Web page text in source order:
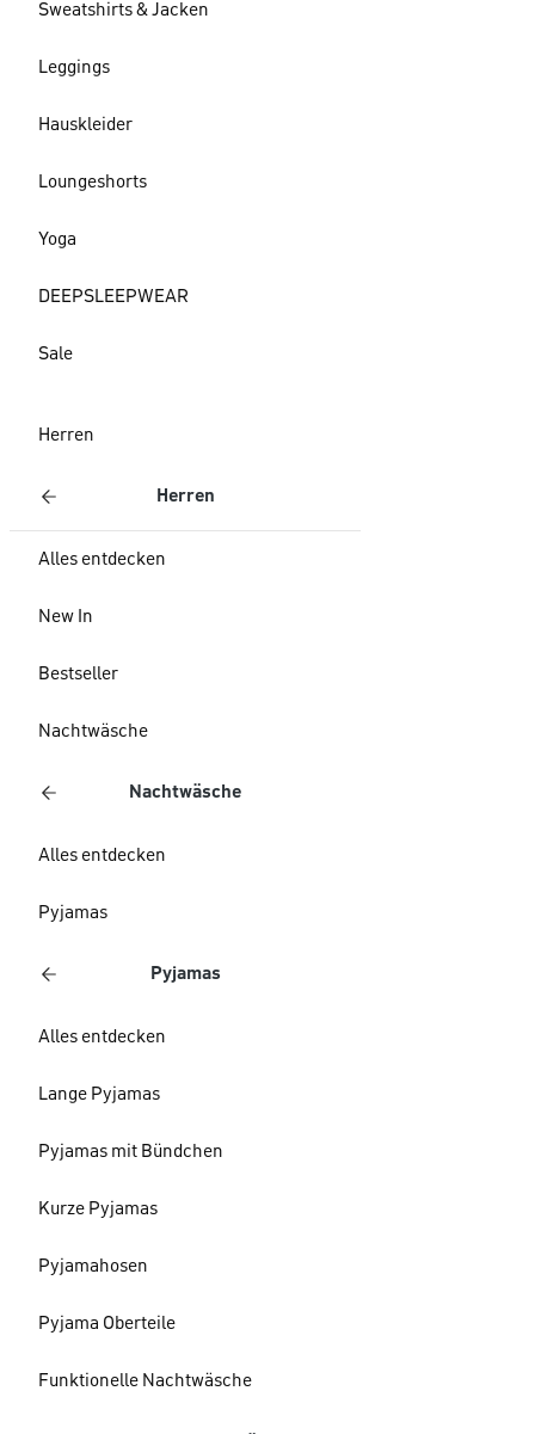
Sweatshirts & Jacken
Leggings
Hauskleider
Loungeshorts
Yoga
DEEPSLEEPWEAR
Sale
Herren
Herren
Alles entdecken
New In
Bestseller
Nachtwäsche
Nachtwäsche
Alles entdecken
Pyjamas
Pyjamas
Alles entdecken
Lange Pyjamas
Pyjamas mit Bündchen
Kurze Pyjamas
Pyjamahosen
Pyjama Oberteile
Funktionelle Nachtwäsche